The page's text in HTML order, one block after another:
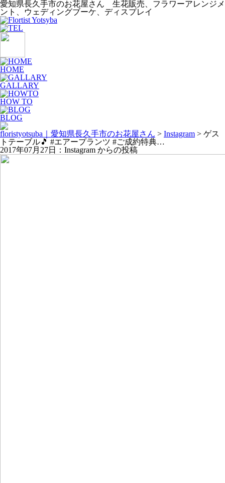
愛知県長久手市のお花屋さん 生花販売、フラワーアレンジメ
ント、ウェディングブーケ、ディスプレイ
HOME
GALLARY
HOW TO
BLOG
floristyotsuba｜愛知県長久手市のお花屋さん > Instagram > ゲス
トテーブル🎵 #エアープランツ #ご成約特典…
2017年07月27日：Instagram からの投稿